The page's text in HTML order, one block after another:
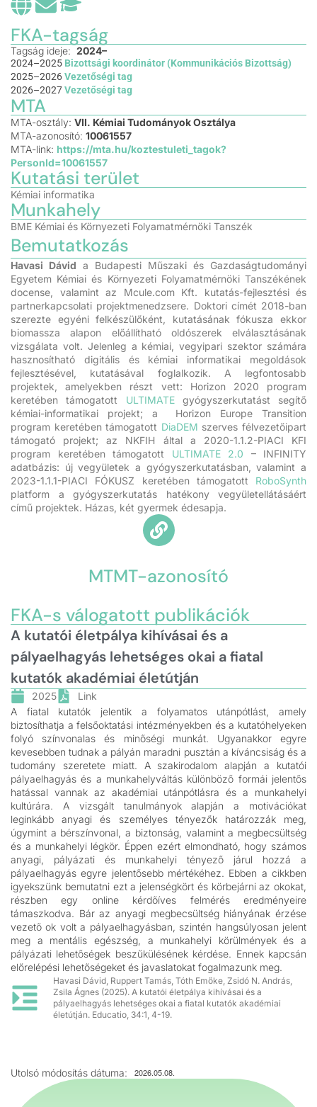
FKA-tagság
Tagság ideje: 2024–
2024–2025 Bizottsági koordinátor (Kommunikációs Bizottság)
2025–2026Vezetőségi tag
2026–2027Vezetőségi tag
MTA
MTA-osztály: VII. Kémiai Tudományok Osztálya
MTA-azonosító: 10061557
MTA-link: https://mta.hu/koztestuleti_tagok?
PersonId=10061557
Kutatási terület
Kémiai informatika
Munkahely
BME Kémiai és Környezeti Folyamatmérnöki Tanszék
Bemutatkozás
Havasi Dávid a Budapesti Műszaki és Gazdaságtudományi
Egyetem Kémiai és Környezeti Folyamatmérnöki Tanszékének
docense, valamint az Mcule.com Kft. kutatás-fejlesztési és
partnerkapcsolati projektmenedzsere. Doktori címét 2018-ban
szerezte egyéni felkészülőként, kutatásának fókusza ekkor
biomassza alapon előállítható oldószerek elválasztásának
vizsgálata volt. Jelenleg a kémiai, vegyipari szektor számára
hasznosítható digitális és kémiai informatikai megoldások
fejlesztésével, kutatásával foglalkozik. A legfontosabb
projektek, amelyekben részt vett: Horizon 2020 program
keretében támogatott ULTIMATEgyógyszerkutatást segítő
kémiai-informatikai projekt; a Horizon Europe Transition
program keretében támogatott DiaDEM szerves félvezetőipart
támogató projekt; az NKFIH által a 2020-1.1.2-PIACI KFI
program keretében támogatott ULTIMATE 2.0 – INFINITY
adatbázis: új vegyületek a gyógyszerkutatásban, valamint a
2023-1.1.1-PIACI FÓKUSZ keretében támogatott RoboSynth
platform a gyógyszerkutatás hatékony vegyületellátásáért
című projektek. Házas, két gyermek édesapja.
MTMT-azonosító
FKA-s válogatott publikációk
A kutatói életpálya kihívásai és a
pályaelhagyás lehetséges okai a fiatal
kutatók akadémiai életútján
2025
Link
A fiatal kutatók jelentik a folyamatos utánpótlást, amely
biztosíthatja a felsőoktatási intézményekben és a kutatóhelyeken
folyó színvonalas és minőségi munkát. Ugyanakkor egyre
kevesebben tudnak a pályán maradni pusztán a kíváncsiság és a
tudomány szeretete miatt. A szakirodalom alapján a kutatói
pályaelhagyás és a munkahelyváltás különböző formái jelentős
hatással vannak az akadémiai utánpótlásra és a munkahelyi
kultúrára. A vizsgált tanulmányok alapján a motivációkat
leginkább anyagi és személyes tényezők határozzák meg,
úgymint a bérszínvonal, a biztonság, valamint a megbecsültség
és a munkahelyi légkör. Éppen ezért elmondható, hogy számos
anyagi, pályázati és munkahelyi tényező járul hozzá a
pályaelhagyás egyre jelentősebb mértékéhez. Ebben a cikkben
igyekszünk bemutatni ezt a jelenségkört és körbejárni az okokat,
részben egy online kérdőíves felmérés eredményeire
támaszkodva. Bár az anyagi megbecsültség hiányának érzése
vezető ok volt a pályaelhagyásban, szintén hangsúlyosan jelent
meg a mentális egészség, a munkahelyi körülmények és a
pályázati lehetőségek beszűkülésének kérdése. Ennek kapcsán
előrelépési lehetőségeket és javaslatokat fogalmazunk meg.
Havasi Dávid, Ruppert Tamás, Tóth Emőke, Zsidó N. András,
Zsila Ágnes (2025). A kutatói életpálya kihívásai és a
pályaelhagyás lehetséges okai a fiatal kutatók akadémiai
életútján. Educatio, 34:1, 4-19.
Utolsó módosítás dátuma: 2026.05.08.